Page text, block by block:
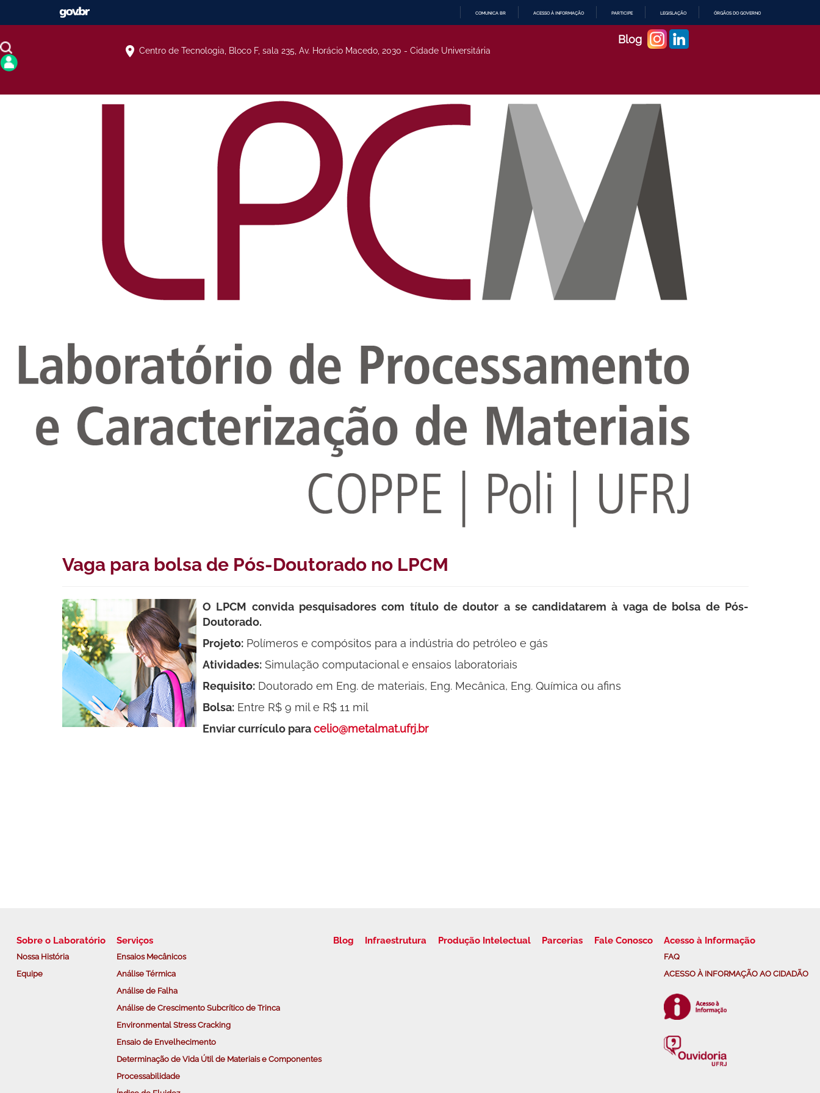
O
CONTEÚDO
COMUNICA BR ACESSO À INFORMAÇÃO PARTICIPE LEGISLAÇÃO ÓRGÃOS DO GOVERNO
Centro de Tecnologia, Bloco F, sala 235, Av. Horácio Macedo, 2030 - Cidade Universitária
Blog
Vaga para bolsa de Pós-Doutorado no LPCM
O LPCM convida pesquisadores com título de doutor a se candidatarem à vaga de bolsa de Pós-
Doutorado.
Projeto: Polímeros e compósitos para a indústria do petróleo e gás
Atividades: Simulação computacional e ensaios laboratoriais
Requisito: Doutorado em Eng. de materiais, Eng. Mecânica, Eng. Química ou afins
Bolsa: Entre R$ 9 mil e R$ 11 mil
Enviar currículo paracelio@metalmat.ufrj.br
Sobre o Laboratório
Nossa História
Equipe
Serviços
Ensaios Mecânicos
Análise Térmica
Análise de Falha
Análise de Crescimento Subcrítico de Trinca
Environmental Stress Cracking
Ensaio de Envelhecimento
Determinação de Vida Útil de Materiais e Componentes
Processabilidade
Blog Infraestrutura Produção Intelectual Parcerias Fale Conosco Acesso à Informação
FAQ
ACESSO À INFORMAÇÃO AO CIDADÃO